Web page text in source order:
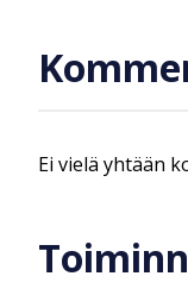
Ei vielä yhtään